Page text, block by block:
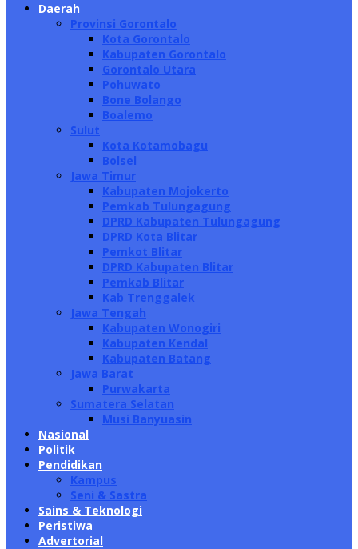
Daerah
Provinsi Gorontalo
Kota Gorontalo
Kabupaten Gorontalo
Gorontalo Utara
Pohuwato
Bone Bolango
Boalemo
Sulut
Kota Kotamobagu
Bolsel
Jawa Timur
Kabupaten Mojokerto
Pemkab Tulungagung
DPRD Kabupaten Tulungagung
DPRD Kota Blitar
Pemkot Blitar
DPRD Kabupaten Blitar
Pemkab Blitar
Kab Trenggalek
Jawa Tengah
Kabupaten Wonogiri
Kabupaten Kendal
Kabupaten Batang
Jawa Barat
Purwakarta
Sumatera Selatan
Musi Banyuasin
Nasional
Politik
Pendidikan
Kampus
Seni & Sastra
Sains & Teknologi
Peristiwa
Advertorial